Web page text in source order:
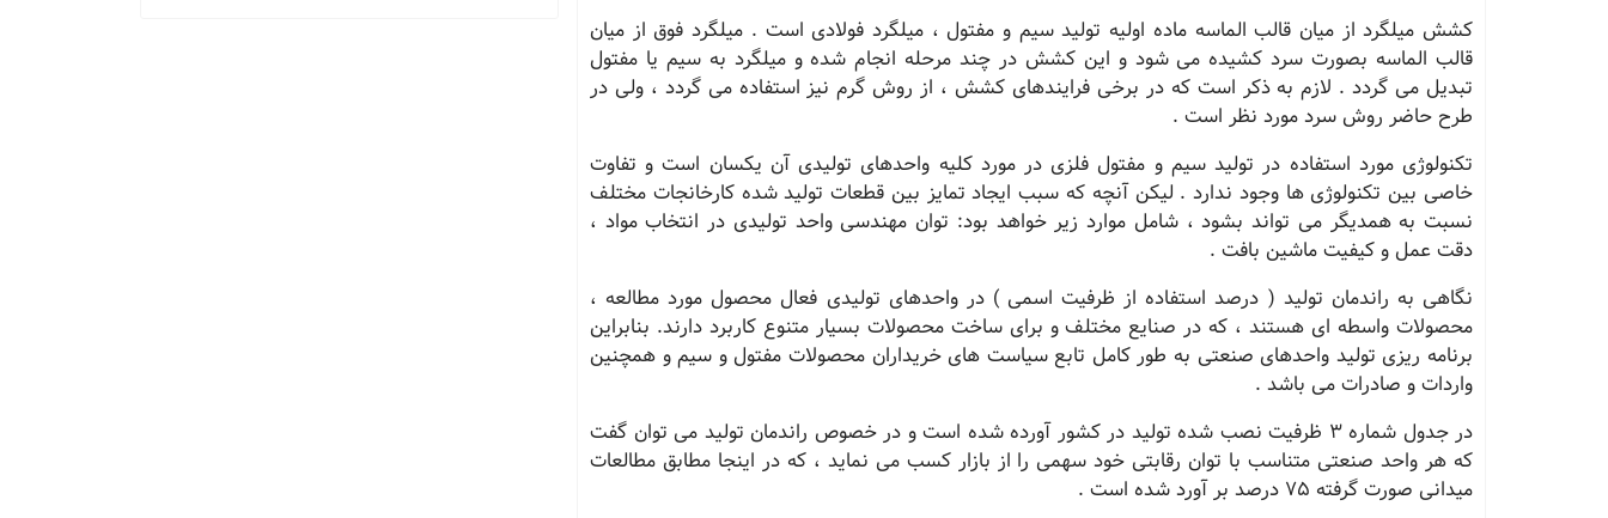
کشش میلگرد از میان قالب الماسه ماده اولیه تولید سیم و مفتول ، میلگرد فولادی است . میلگرد فوق از میان
قالب الماسه بصورت سرد کشیده می شود و این کشش در چند مرحله انجام شده و میلگرد به سیم یا مفتول
تبدیل می گردد . لازم به ذکر است که در برخی فرایندهای کشش ، از روش گرم نیز استفاده می گردد ، ولی در
طرح حاضر روش سرد مورد نظر است .
تکنولوژی مورد استفاده در تولید سیم و مفتول فلزی در مورد کلیه واحدهای تولیدی آن یکسان است و تفاوت
خاصی بین تکنولوژی ها وجود ندارد . لیکن آنچه که سبب ایجاد تمایز بین قطعات تولید شده کارخانجات مختلف
نسبت به همدیگر می تواند بشود ، شامل موارد زیر خواهد بود: توان مهندسی واحد تولیدی در انتخاب مواد ،
دقت عمل و کیفیت ماشین بافت .
نگاهی به راندمان تولید ( درصد استفاده از ظرفیت اسمی ) در واحدهای تولیدی فعال محصول مورد مطالعه ،
محصولات واسطه ای هستند ، که در صنایع مختلف و برای ساخت محصولات بسیار متنوع کاربرد دارند. بنابراین
برنامه ریزی تولید واحدهای صنعتی به طور کامل تابع سیاست های خریداران محصولات مفتول و سیم و همچنین
واردات و صادرات می باشد .
در جدول شماره 3 ظرفیت نصب شده تولید در کشور آورده شده است و در خصوص راندمان تولید می توان گفت
که هر واحد صنعتی متناسب با توان رقابتی خود سهمی را از بازار کسب می نماید ، که در اینجا مطابق مطالعات
میدانی صورت گرفته 75 درصد بر آورد شده است .